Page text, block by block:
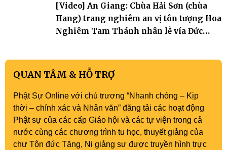
[Video] An Giang: Chùa Hải Sơn (chùa
Hang) trang nghiêm an vị tôn tượng Hoa
Nghiêm Tam Thánh nhân lễ vía Đức
QUAN TÂM & HỖ TRỢ
Phật Sự Online với chủ trương “Nhanh chóng – Kịp
thời – chính xác và Nhân văn” đăng tải các hoạt động
Phật sự của các cấp Giáo hội và các tự viện trong cả
nước cùng các chương trình tu học, thuyết giảng của
chư Tôn đức Tăng, Ni giảng sư được truyền hình trực